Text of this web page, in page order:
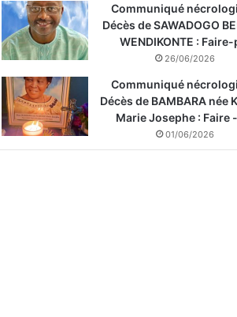
Communiqué
Décès de SAWADOGO
WENDIKONTE :
26/06/2026
Communiqué
Décès de BAMBARA née
Marie Josephe : Faire
01/06/2026